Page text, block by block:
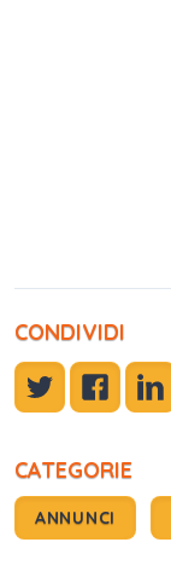
CONDIVIDI
CATEGORIE
ANNUNCI